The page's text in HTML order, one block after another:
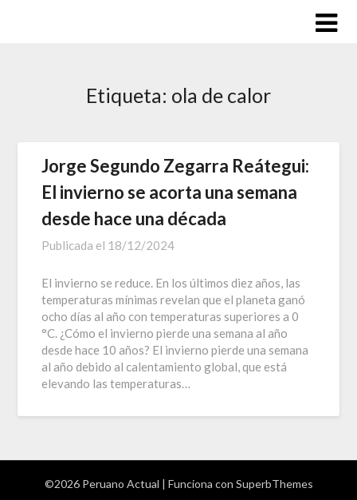
Etiqueta: ola de calor
Jorge Segundo Zegarra Reátegui:
El invierno se acorta una semana
desde hace una década
Publicada el 18/12/2024
El invierno se reduce. En los últimos diez años, las
temperaturas mínimas revelan que el planeta ganó
ocho días al año con temperaturas superiores a 0
°C. ¿Cómo el invierno pierde una semana al año
desde hace 10 años? El invierno pierde una semana
al año debido al calentamiento global, que está
elevando las temperaturas…
©2026 Peruano Actual | Funciona con SuperbThemes